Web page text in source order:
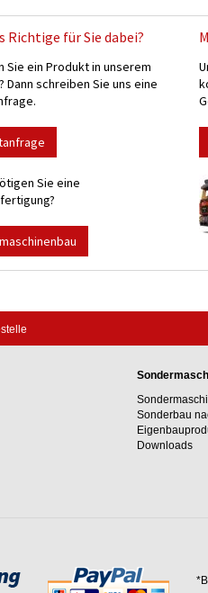
Richtige für Sie dabei?
Sie ein Produkt in unserem
Dann schreiben Sie uns eine
Sie eine
Sonderbau
Downloads